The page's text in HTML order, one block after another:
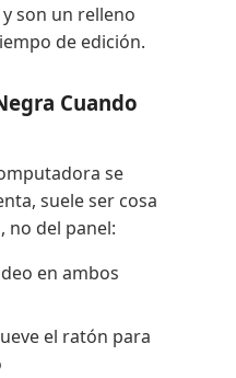
son un relleno
de edición.
Cuando
se
suele ser cosa
no del panel:
en ambos
el ratón para